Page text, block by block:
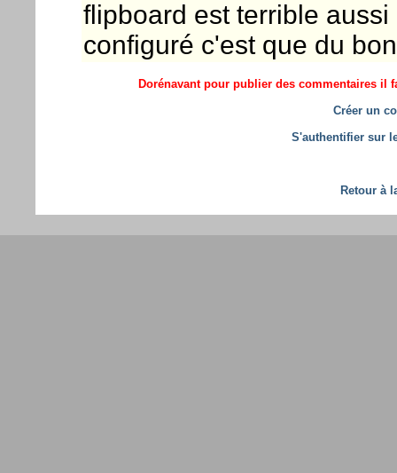
flipboard est terrible
configuré c'est que du
Dorénavant pour publier des commentaires il
Créer un
S'authentifier sur
Retour à